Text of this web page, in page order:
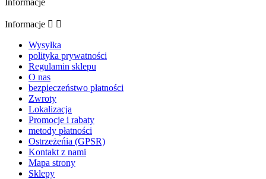
Informacje  
Wysyłka
polityka prywatności
Regulamin sklepu
O nas
bezpieczeństwo płatności
Zwroty
Lokalizacja
Promocje i rabaty
metody płatności
Ostrzeżeńia (GPSR)
Kontakt z nami
Mapa strony
Sklepy